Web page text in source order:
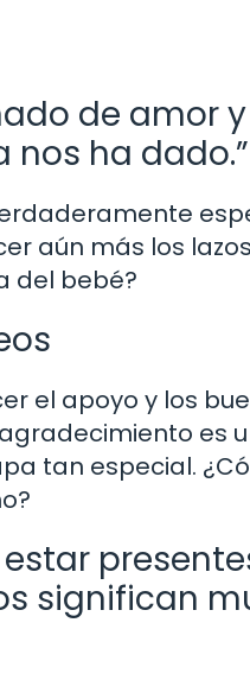
de amor y
nos ha dado.”
aún más los
del bebé?
el apoyo y los
es
tan especial.
significan